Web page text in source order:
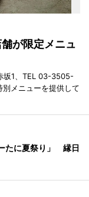
が限定メニュ
坂1、TEL 03-3505-
メニューを提供して
たに夏祭り」 縁日